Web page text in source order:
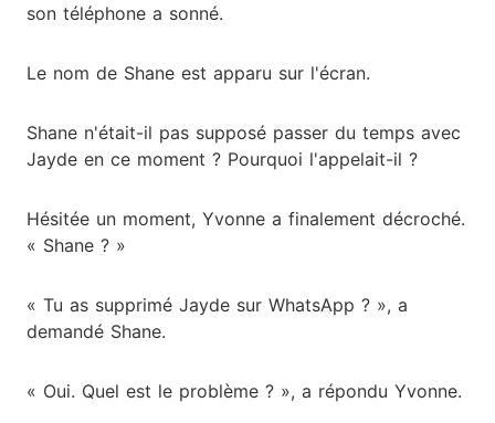
son téléphone a sonné.
Le nom de Shane est apparu sur l'écran.
Shane n'était-il pas supposé passer du temps avec
Jayde en ce moment ? Pourquoi l'appelait-il ?
Hésitée un moment, Yvonne a finalement décroché.
« Shane ? »
« Tu as supprimé Jayde sur WhatsApp ? », a
demandé Shane.
« Oui. Quel est le problème ? », a répondu Yvonne.